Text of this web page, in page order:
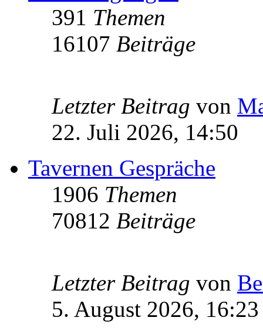
391 Themen
16107 Beiträge
Letzter Beitrag von
22. Juli 2026, 14:50
Tavernen Gespräche
1906 Themen
70812 Beiträge
Letzter Beitrag von
5. August 2026, 16:23